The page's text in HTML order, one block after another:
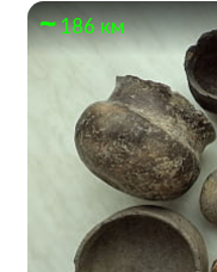
186 км